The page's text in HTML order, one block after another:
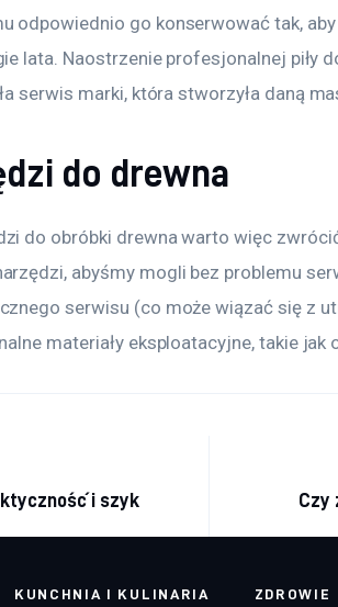
odpowiednio go konserwować tak,
lata. Naostrzenie profesjonalnej piły
serwis marki, która stworzyła daną
do drewna
do obróbki drewna warto więc
abyśmy mogli bez problemu
serwisu (co może wiązać się z
materiały eksploatacyjne, takie jak
i szyk
Czy
KUNCHNIA I KULINARIA ZDROWIE